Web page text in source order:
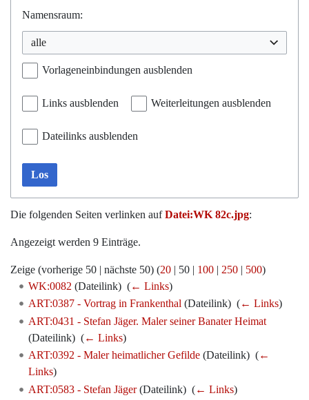
Namensraum:
alle
Vorlageneinbindungen ausblenden
Links ausblenden Weiterleitungen ausblenden
Dateilinks ausblenden
Los
Die folgenden Seiten verlinken aufDatei:WK 82c.jpg:
Angezeigt werden 9 Einträge.
Zeige (vorherige 50 | nächste 50) (20 | 50 | 100 | 250 | 500)
WK:0082 (Dateilink) ‎ (← Links)
ART:0387 - Vortrag in Frankenthal (Dateilink) ‎ (← Links)
ART:0431 - Stefan Jäger. Maler seiner Banater Heimat
(Dateilink) ‎ (← Links)
ART:0392 - Maler heimatlicher Gefilde(Dateilink) ‎ (←
Links)
ART:0583 - Stefan Jäger(Dateilink) ‎ (← Links)